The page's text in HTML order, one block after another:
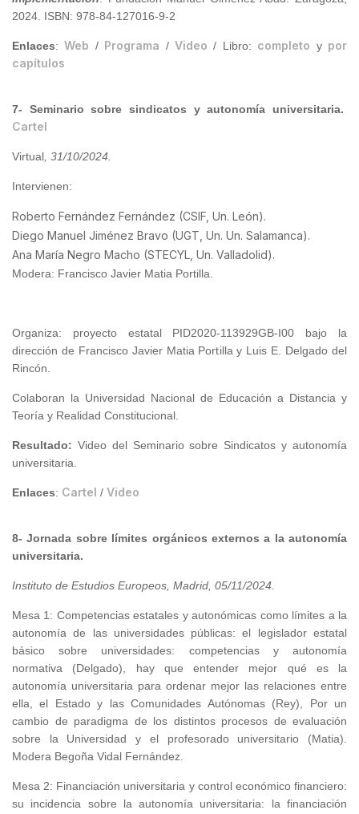
2024. ISBN: 978-84-127016-9-2
Enlaces:Web / Programa /Video / Libro: completo y por
capítulos
7- Seminario sobre sindicatos y autonomía universitaria.
Cartel
Virtual , 31/10/2024
Intervienen:
Roberto Fernández Fernández (CSIF, Un. León).
Diego Manuel Jiménez Bravo (UGT, Un. Un. Salamanca).
Ana María Negro Macho (STECYL, Un. Valladolid).
Modera: Francisco Javier Matia Portilla.
Organiza: proyecto estatal PID2020-113929GB-I00 bajo la
dirección de Francisco Javier Matia Portilla y Luis E. Delgado del
Rincón.
Colaboran la Universidad Nacional de Educación a Distancia y
Teoría y Realidad Constitucional.
Resultado: Video del Seminario sobre Sindicatos y autonomía
universitaria.
Enlaces: Cartel / Video
8- Jornada sobre límites orgánicos externos a la autonomía
universitaria.
Instituto de Estudios Europeos, Madrid, 05/11/2024
Mesa 1: Competencias estatales y autonómicas como límites a la
autonomía de las universidades públicas: el legislador estatal
básico sobre universidades: competencias y autonomía
normativa (Delgado), hay que entender mejor qué es la
autonomía universitaria para ordenar mejor las relaciones entre
ella, el Estado y las Comunidades Autónomas (Rey), Por un
cambio de paradigma de los distintos procesos de evaluación
sobre la Universidad y el profesorado universitario (Matia).
Modera Begoña Vidal Fernández.
Mesa 2: Financiación universitaria y control económico financiero:
su incidencia sobre la autonomía universitaria: la financiación